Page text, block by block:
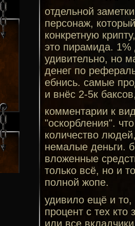
отдельной
персонаж,
конкретную
это пирамида. 1%
удивительно, но
денег по
ебнись. самые
и внёс 2-5к
комментарии к
"оскорбления".
количество
немалые деньги.
вложенные
только всё, но и
полной жопе.
удивило ещё и то,
процент с тех кто
или все